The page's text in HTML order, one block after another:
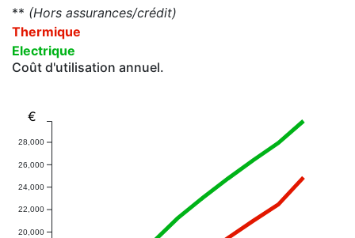
** (Hors assurances/crédit)
Thermique
Electrique
Coût d'utilisation annuel.
20,000
22,000
24,000
26,000
28,000
€